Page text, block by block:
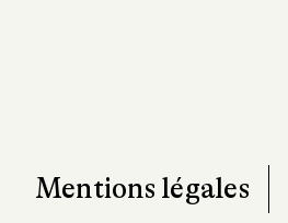
Mentions légales